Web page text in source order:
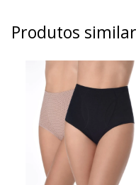
Produtos